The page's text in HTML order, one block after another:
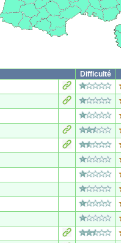
Difficulté